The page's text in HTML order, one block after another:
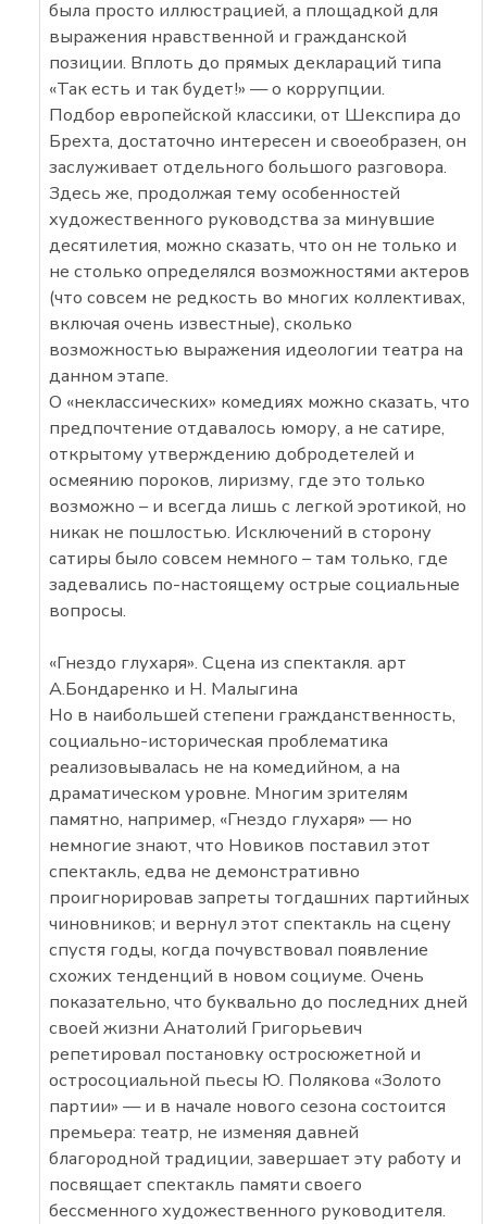
была просто иллюстрацией, а площадкой для
выражения нравственной и гражданской
позиции. Вплоть до прямых деклараций типа
«Так есть и так будет!» — о коррупции.
Подбор европейской классики, от Шекспира до
Брехта, достаточно интересен и своеобразен, он
заслуживает отдельного большого разговора.
Здесь же, продолжая тему особенностей
художественного руководства за минувшие
десятилетия, можно сказать, что он не только и
не столько определялся возможностями актеров
(что совсем не редкость во многих коллективах,
включая очень известные), сколько
возможностью выражения идеологии театра на
данном этапе.
О «неклассических» комедиях можно сказать, что
предпочтение отдавалось юмору, а не сатире,
открытому утверждению добродетелей и
осмеянию пороков, лиризму, где это только
возможно – и всегда лишь с легкой эротикой, но
никак не пошлостью. Исключений в сторону
сатиры было совсем немного – там только, где
задевались по-настоящему острые социальные
вопросы.
«Гнездо глухаря». Сцена из спектакля. арт
А.Бондаренко и Н. Малыгина
Но в наибольшей степени гражданственность,
социально-историческая проблематика
реализовывалась не на комедийном, а на
драматическом уровне. Многим зрителям
памятно, например, «Гнездо глухаря» — но
немногие знают, что Новиков поставил этот
спектакль, едва не демонстративно
проигнорировав запреты тогдашних партийных
чиновников; и вернул этот спектакль на сцену
спустя годы, когда почувствовал появление
схожих тенденций в новом социуме. Очень
показательно, что буквально до последних дней
своей жизни Анатолий Григорьевич
репетировал постановку остросюжетной и
остросоциальной пьесы Ю. Полякова «Золото
партии» — и в начале нового сезона состоится
премьера: театр, не изменяя давней
благородной традиции, завершает эту работу и
посвящает спектакль памяти своего
бессменного художественного руководителя.